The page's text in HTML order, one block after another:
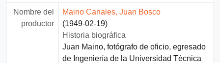
Nombre del
productor
Maino Canales, Juan Bosco
(1949-02-19)
Historia biográfica
Juan Maino, fotógrafo de oficio, egresado
de Ingeniería de la Universidad Técnica